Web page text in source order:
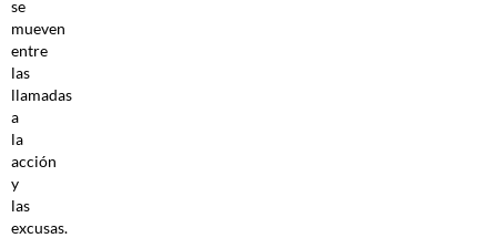
se
mueven
entre
las
llamadas
a
la
acción
y
las
excusas.